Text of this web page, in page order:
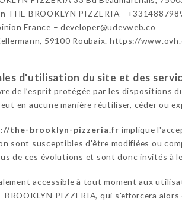
THE BROOKLYN PIZZERIA -
France – developer@udevweb.co
59100 Roubaix. https://
d'utilisation du site et des
de l’esprit protégée par les dispositions
en aucune manière réutiliser, céder ou
the-brooklyn-pizzeria.fr implique
sont susceptibles d'être modifiées ou
de ces évolutions et sont donc invités à
accessible à tout moment aux
PIZZERIA, qui s'efforcera